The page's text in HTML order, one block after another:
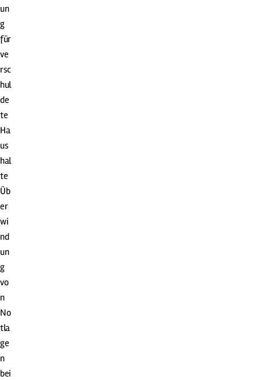
un
g
für
ve
rsc
hul
de
te
Ha
us
hal
te
Üb
er
wi
nd
un
g
vo
n
No
tla
ge
n
bei